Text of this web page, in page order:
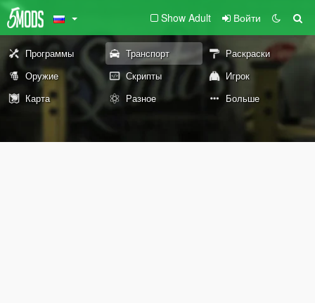
Show Adult Войти
Программы Транспорт
Раскраски
Оружие
Скрипты
Игрок
Карта
Разное Больше